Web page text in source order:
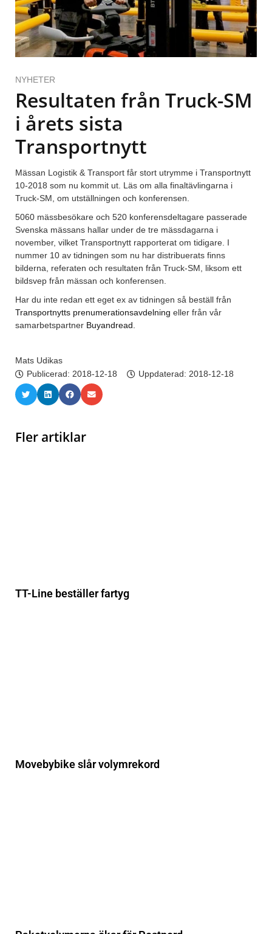
NYHETER
Resultaten från Truck-SM
i årets sista
Transportnytt
Mässan Logistik & Transport får stort utrymme i Transportnytt
10-2018 som nu kommit ut. Läs om alla finaltävlingarna i
Truck-SM, om utställningen och konferensen.
5060 mässbesökare och 520 konferensdeltagare passerade
Svenska mässans hallar under de tre mässdagarna i
november, vilket Transportnytt rapporterat om tidigare. I
nummer 10 av tidningen som nu har distribuerats finns
bilderna, referaten och resultaten från Truck-SM, liksom ett
bildsvep från mässan och konferensen.
Har du inte redan ett eget ex av tidningen så beställ från
Transportnytts prenumerationsavdelning eller från vår
samarbetspartner Buyandread.
Mats Udikas
Publicerad: 2018-12-18 Uppdaterad: 2018-12-18
Fler artiklar
TT-Line beställer fartyg
Movebybike slår volymrekord